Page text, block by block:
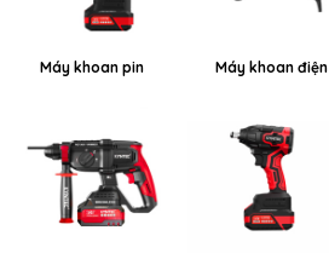
Máy khoan pin Máy khoan điện